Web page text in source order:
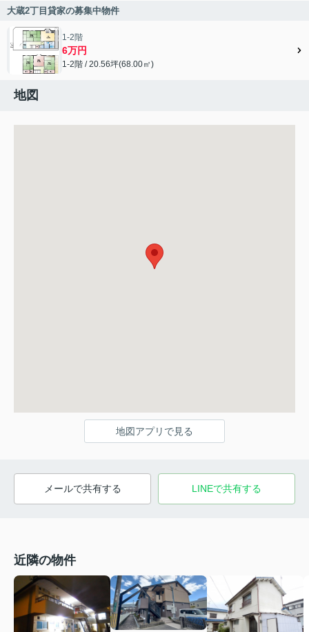
大蔵2丁目貸家の募集中物件
1-2階
6万円
1-2階 / 20.56坪(68.00㎡)
地図
地図アプリで見る
メールで共有する LINEで共有する
近隣の物件